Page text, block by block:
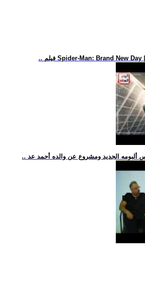
ألبومه الجديد ومشروع عن والده أحمد عد